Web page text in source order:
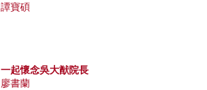
譚寶碩
一起懷念吳大猷院長
廖書蘭